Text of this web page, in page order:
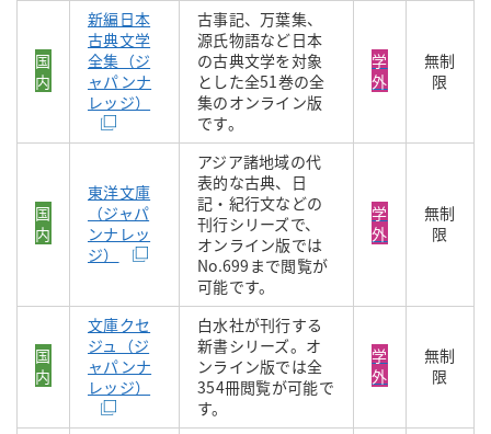
国
内
新編日本
古典文学
全集（ジ
ャパンナ
レッジ）
古事記、万葉集、
源氏物語など日本
の古典文学を対象
とした全51巻の全
集のオンライン版
です。
学
外
無制
限
国
内
東洋文庫
（ジャパ
ンナレッ
ジ）
アジア諸地域の代
表的な古典、日
記・紀行文などの
刊行シリーズで、
オンライン版では
No.699まで閲覧が
可能です。
学
外
無制
限
国
内
文庫クセ
ジュ（ジ
ャパンナ
レッジ）
白水社が刊行する
新書シリーズ。オ
ンライン版では全
354冊閲覧が可能で
す。
学
外
無制
限